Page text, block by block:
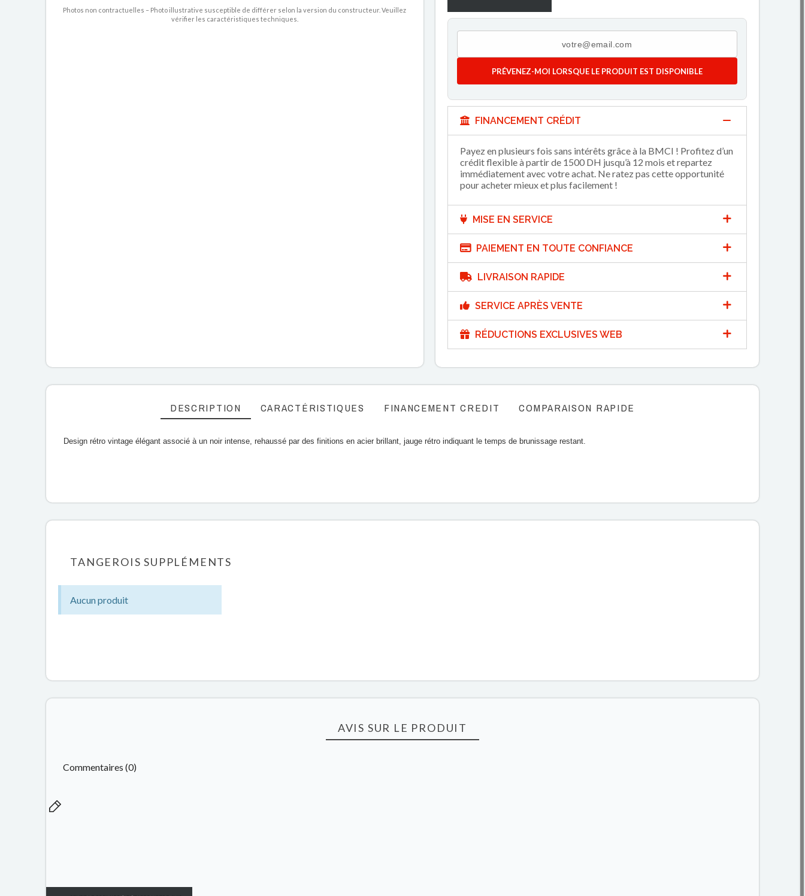
Photos non contractuelles – Photo illustrative susceptible de différer selon la version du constructeur. Veuillez
vérifier les caractéristiques techniques.
PRÉVENEZ-MOI LORSQUE LE PRODUIT EST DISPONIBLE
FINANCEMENT CRÉDIT
Payez en plusieurs fois sans intérêts grâce à la BMCI ! Profitez d’un
crédit flexible à partir de 1500 DH jusqu’à 12 mois et repartez
immédiatement avec votre achat. Ne ratez pas cette opportunité
pour acheter mieux et plus facilement !
MISE EN SERVICE
PAIEMENT EN TOUTE CONFIANCE
LIVRAISON RAPIDE
SERVICE APRÈS VENTE
RÉDUCTIONS EXCLUSIVES WEB
DESCRIPTION CARACTÉRISTIQUES FINANCEMENT CREDIT COMPARAISON RAPIDE
Design rétro vintage élégant associé à un noir intense, rehaussé par des finitions en acier brillant, jauge rétro indiquant le temps de brunissage restant.
TANGEROIS SUPPLÉMENTS
Aucun produit
AVIS SUR LE PRODUIT
Commentaires (0)